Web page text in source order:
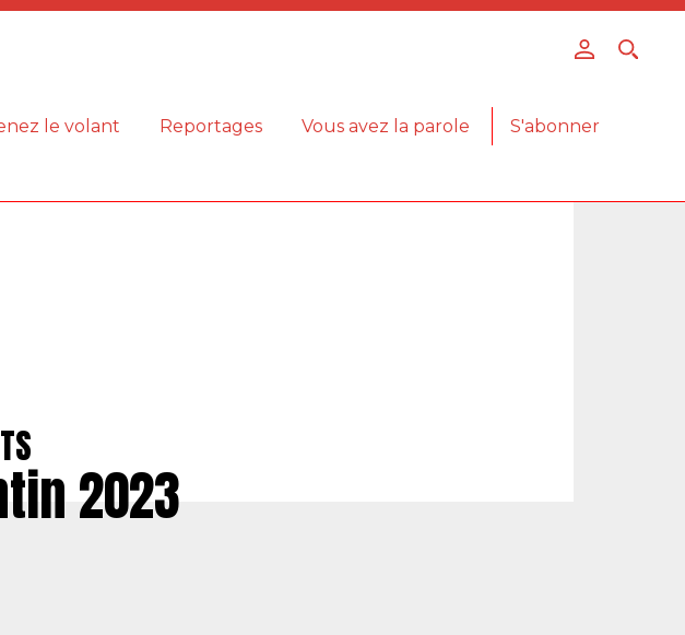
le volant Reportages Vous avez la parole
S'abonner
2023